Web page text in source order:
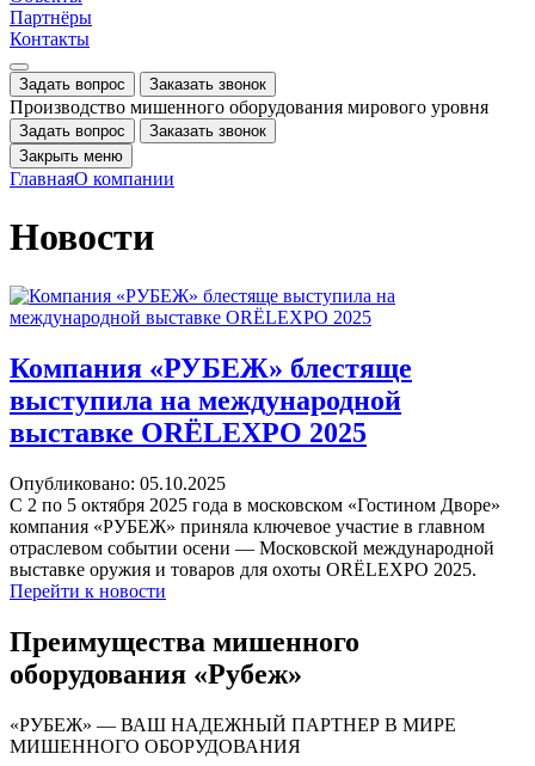
Партнёры
Контакты
Задать вопрос Заказать звонок
Производство мишенного оборудования мирового уровня
Задать вопрос
Заказать звонок
Закрыть меню
ГлавнаяО компании
Новости
Компания «РУБЕЖ» блестяще
выступила на международной
выставке ORЁLEXPO 2025
Опубликовано: 05.10.2025
С 2 по 5 октября 2025 года в московском «Гостином Дворе»
компания «РУБЕЖ» приняла ключевое участие в главном
отраслевом событии осени — Московской международной
выставке оружия и товаров для охоты ORЁLEXPO 2025.
Перейти к новости
Преимущества мишенного
оборудования «Рубеж»
«РУБЕЖ» — ВАШ НАДЕЖНЫЙ ПАРТНЕР В МИРЕ
МИШЕННОГО ОБОРУДОВАНИЯ